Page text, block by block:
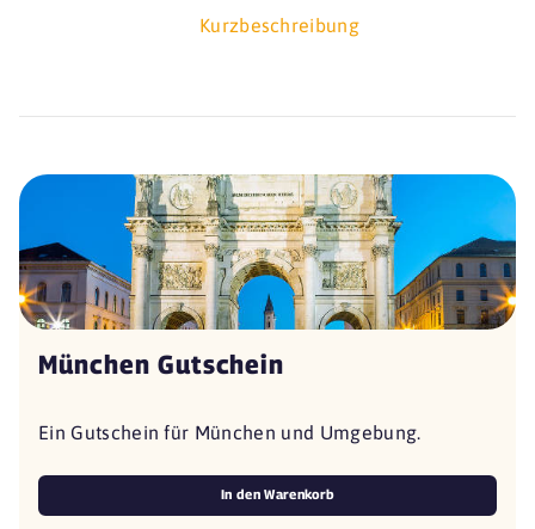
Kurzbeschreibung
München Gutschein
Ein Gutschein für München und Umgebung.
In den Warenkorb